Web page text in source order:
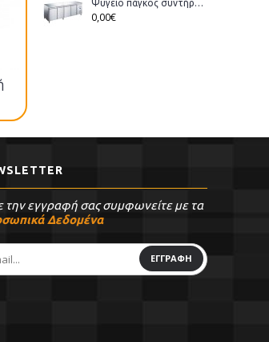
Ψυγείο πάγκος συντήρηση Bonner GM-400 διάστ.223x70x86cm
0,00€
την εγγραφή σας συμφωνείτε με τα
Δεδομένα
ΕΓΓΡΑΦΗ